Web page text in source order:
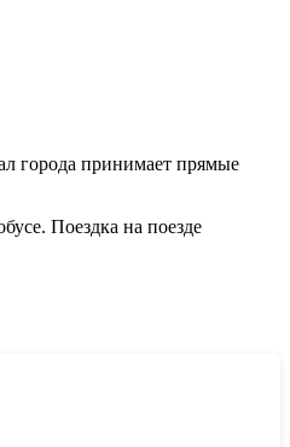
города принимает прямые
Поездка на поезде